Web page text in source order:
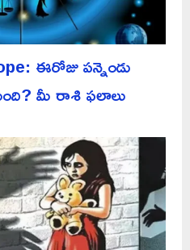
ఈరోజు పన్నెండు
మీ రాశి ఫలాలు